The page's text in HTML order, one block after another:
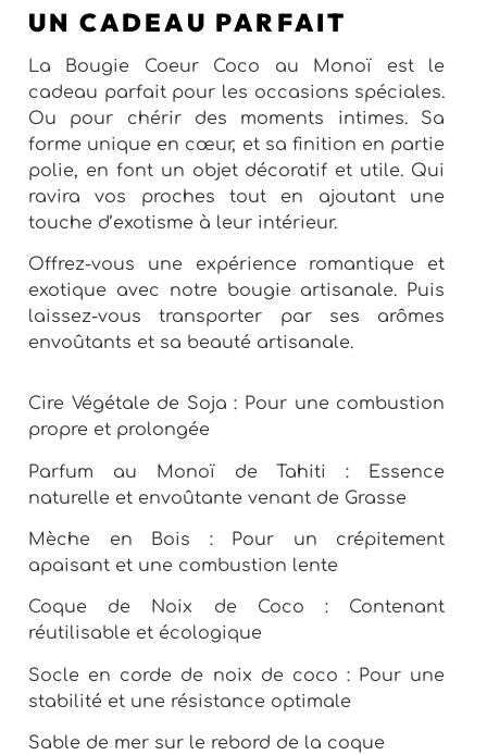
UN CADEAU PARFAIT
La Bougie Coeur Coco au Monoï est le
cadeau parfait pour les occasions spéciales.
Ou pour chérir des moments intimes. Sa
forme unique en cœur, et sa finition en partie
polie, en font un objet décoratif et utile. Qui
ravira vos proches tout en ajoutant une
touche d’exotisme à leur intérieur.
Offrez-vous une expérience romantique et
exotique avec notre bougie artisanale. Puis
laissez-vous transporter par ses arômes
envoûtants et sa beauté artisanale.
Cire Végétale de Soja : Pour une combustion
propre et prolongée
Parfum au Monoï de Tahiti : Essence
naturelle et envoûtante venant de Grasse
Mèche en Bois : Pour un crépitement
apaisant et une combustion lente
Coque de Noix de Coco : Contenant
réutilisable et écologique
Socle en corde de noix de coco : Pour une
stabilité et une résistance optimale
Sable de mer sur le rebord de la coque